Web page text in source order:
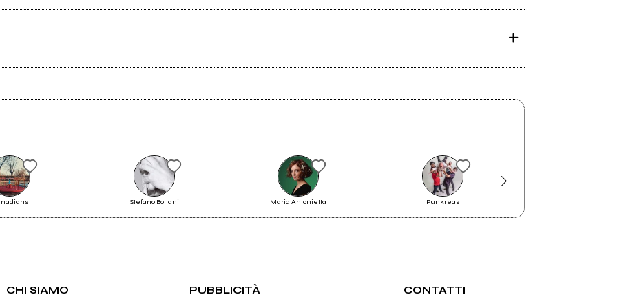
Scrivi all'utente che amministra la pagina.
Stefano Bollani Maria Antonietta Punkreas
CHI SIAMO PUBBLICITÀ CONTATTI